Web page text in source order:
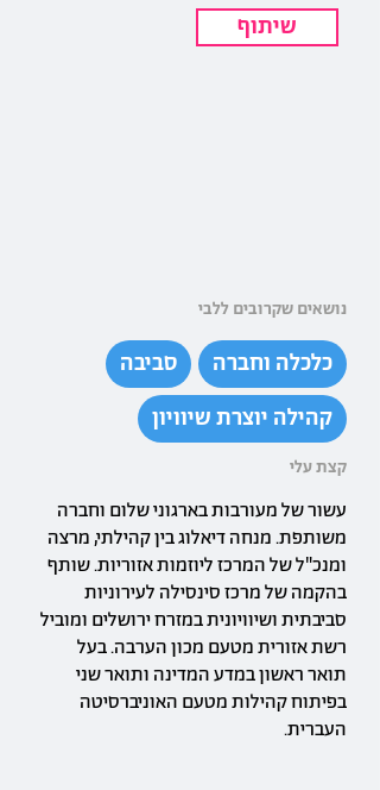
שיתוף
נושאים שקרובים ללבי
כלכלה וחברה
סביבה
קהילה יוצרת שיוויון
קצת עלי
עשור של מעורבות בארגוני שלום וחברה
משותפת. מנחה דיאלוג בין קהילתי, מרצה
ומנכ"ל של המרכז ליוזמות אזוריות. שותף
בהקמה של מרכז סינסילה לעירוניות
סביבתית ושיוויונית במזרח ירושלים ומוביל
רשת אזורית מטעם מכון הערבה. בעל
תואר ראשון במדע המדינה ותואר שני
בפיתוח קהילות מטעם האוניברסיטה
העברית.